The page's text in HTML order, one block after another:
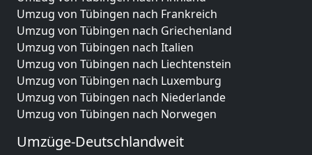
Umzug von Tübingen nach Frankreich
Umzug von Tübingen nach Griechenland
Umzug von Tübingen nach Italien
Umzug von Tübingen nach Liechtenstein
Umzug von Tübingen nach Luxemburg
Umzug von Tübingen nach Niederlande
Umzug von Tübingen nach Norwegen
Umzüge-Deutschlandweit